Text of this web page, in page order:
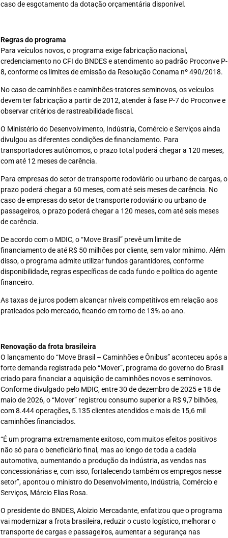
caso de esgotamento da dotação orçamentária disponível.
Regras do programa
Para veículos novos, o programa exige fabricação nacional,
credenciamento no CFI do BNDES e atendimento ao padrão Proconve P-
8, conforme os limites de emissão da Resolução Conama nº 490/2018.
No caso de caminhões e caminhões-tratores seminovos, os veículos
devem ter fabricação a partir de 2012, atender à fase P-7 do Proconve e
observar critérios de rastreabilidade fiscal.
O Ministério do Desenvolvimento, Indústria, Comércio e Serviços ainda
divulgou as diferentes condições de financiamento. Para
transportadores autônomos, o prazo total poderá chegar a 120 meses,
com até 12 meses de carência.
Para empresas do setor de transporte rodoviário ou urbano de cargas, o
prazo poderá chegar a 60 meses, com até seis meses de carência. No
caso de empresas do setor de transporte rodoviário ou urbano de
passageiros, o prazo poderá chegar a 120 meses, com até seis meses
de carência.
De acordo com o MDIC, o “Move Brasil” prevê um limite de
financiamento de até R$ 50 milhões por cliente, sem valor mínimo. Além
disso, o programa admite utilizar fundos garantidores, conforme
disponibilidade, regras específicas de cada fundo e política do agente
financeiro.
As taxas de juros podem alcançar níveis competitivos em relação aos
praticados pelo mercado, ficando em torno de 13% ao ano.
Renovação da frota brasileira
O lançamento do “Move Brasil – Caminhões e Ônibus” aconteceu após a
forte demanda registrada pelo “Mover”, programa do governo do Brasil
criado para financiar a aquisição de caminhões novos e seminovos.
Conforme divulgado pelo MDIC, entre 30 de dezembro de 2025 e 18 de
maio de 2026, o “Mover” registrou consumo superior a R$ 9,7 bilhões,
com 8.444 operações, 5.135 clientes atendidos e mais de 15,6 mil
caminhões financiados.
“É um programa extremamente exitoso, com muitos efeitos positivos
não só para o beneficiário final, mas ao longo de toda a cadeia
automotiva, aumentando a produção da indústria, as vendas nas
concessionárias e, com isso, fortalecendo também os empregos nesse
setor”, apontou o ministro do Desenvolvimento, Indústria, Comércio e
Serviços, Márcio Elias Rosa.
O presidente do BNDES, Aloizio Mercadante, enfatizou que o programa
vai modernizar a frota brasileira, reduzir o custo logístico, melhorar o
transporte de cargas e passageiros, aumentar a segurança nas